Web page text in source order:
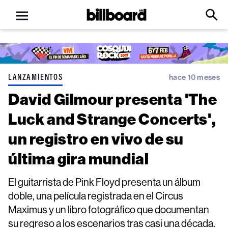
Open
menu
Billboard
Click
Input
LANZAMIENTOS hace 10 meses
David Gilmour presenta 'The
Luck and Strange Concerts',
un registro en vivo de su
última gira mundial
El guitarrista de Pink Floyd presenta un álbum
doble, una película registrada en el Circus
Maximus y un libro fotográfico que documentan
su regreso a los escenarios tras casi una década.